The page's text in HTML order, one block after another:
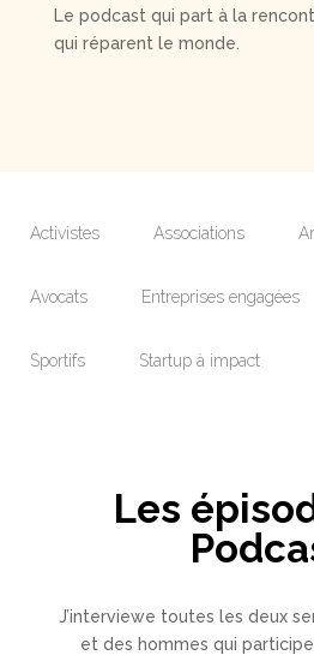
Le podcast qui part à la
qui réparent le monde.
Activistes Associations
Avocats Entreprises engagées
Sportifs Startup à impact
Les
J’interviewe toutes les deux
et des hommes qui